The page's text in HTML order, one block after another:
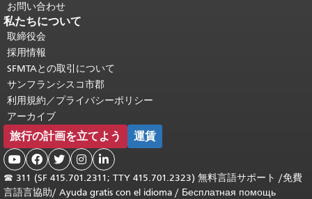
お問い合わせ
私たちについて
取締役会
採用情報
SFMTAとの取引について
サンフランシスコ市郡
利用規約／プライバシーポリシー
アーカイブ
旅行の計画を立てよう 運賃
    
☎ 311 (SF 415.701.2311; TTY 415.701.2323) 無料言語サポート /免費
言語言協助/ Ayuda gratis con el idioma / Бесплатная помощь